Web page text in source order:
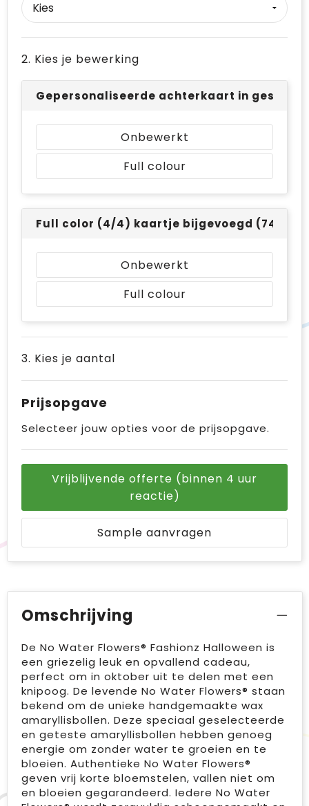
2. Kies je bewerking
Gepersonaliseerde achterkaart in
Onbewerkt
Full colour
Full color (4/4) kaartje bijgevoegd (74 x
Onbewerkt
Full colour
3. Kies je aantal
Prijsopgave
Selecteer jouw opties voor de prijsopgave.
Vrijblijvende offerte (binnen 4 uur
reactie)
Sample aanvragen
Omschrijving
De No Water Flowers® Fashionz Halloween is
een griezelig leuk en opvallend cadeau,
perfect om in oktober uit te delen met een
knipoog. De levende No Water Flowers® staan
bekend om de unieke handgemaakte wax
amaryllisbollen. Deze speciaal geselecteerde
en geteste amaryllisbollen hebben genoeg
energie om zonder water te groeien en te
bloeien. Authentieke No Water Flowers®
geven vrij korte bloemstelen, vallen niet om
en bloeien gegarandeerd. Iedere No Water